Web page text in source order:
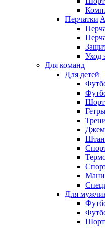
Уход
Для команд
Для детей
Для